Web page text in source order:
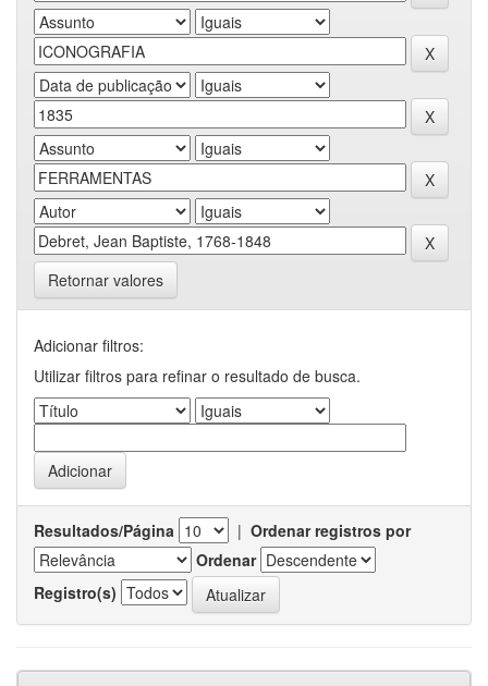
Retornar valores
Adicionar filtros:
Utilizar filtros para refinar o resultado de busca.
Resultados/Página | Ordenar registros por
Ordenar
Registro(s)